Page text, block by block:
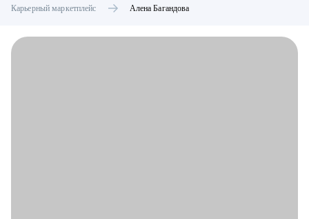
Карьерный маркетплейс Алена Багандова